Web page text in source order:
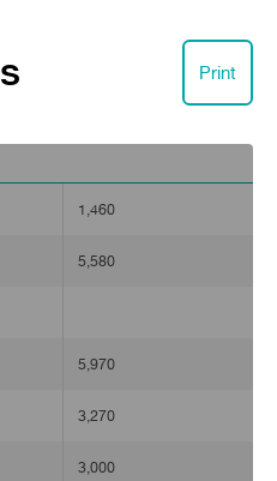
บีทียู
ปรับทิศทางลมได้ 360 องศา
Print
1,460
5,580
5,970
3,270
3,000